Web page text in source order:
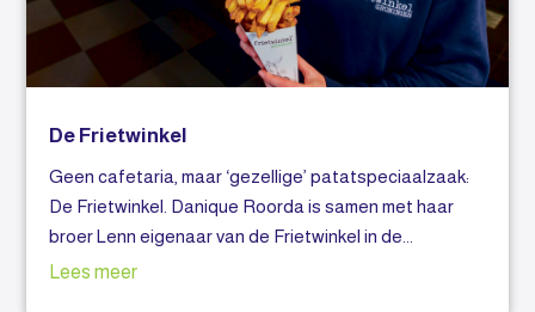
De Frietwinkel
Geen cafetaria, maar ‘gezellige’ patatspeciaalzaak:
De Frietwinkel. Danique Roorda is samen met haar
broer Lenn eigenaar van de Frietwinkel in de...
Lees meer